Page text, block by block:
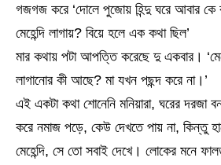
গজগজ করে ‘দোলে পুজোয় হিন্দু ঘরে আবার কে
মেহেন্দি লাগায়? বিয়ে হলে এক কথা ছিল’
মার কথায় পটা আপত্তি করেছে দু একবার।
লাগানোর কী আছে? মা যখন পছন্দ করে না।’
এই একটা কথা শোনেনি মনিয়ারা, ঘরের দরজা
করে নমাজ পড়ে, কেউ দেখতে পায় না, কিন্তু
মেহেন্দি, সে তো সবাই দেখে। লোকের মনে